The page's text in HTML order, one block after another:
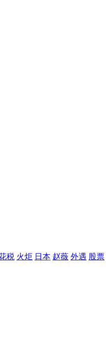
税 火炬 日本 赵薇 外遇 股票